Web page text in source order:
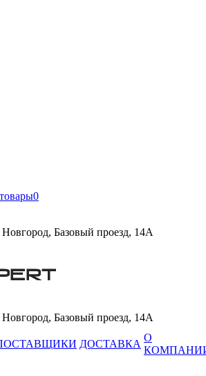
0
Базовый проезд, 14А
Базовый проезд, 14А
ДОСТАВКА
О